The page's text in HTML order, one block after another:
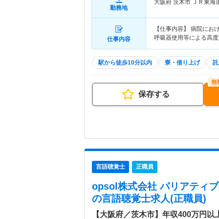
勤務地
大阪府 茨木市 ＪＲ東海
仕事内容
【仕事内容】 病院に
呼吸器使用等による高
駅から徒歩10分以内 寮・借り上げ
保存する
言語聴覚士 正職員
opsol株式会社 パリアティ
の言語聴覚士求人(正職員)
【大阪府／茨木市】年収400万円